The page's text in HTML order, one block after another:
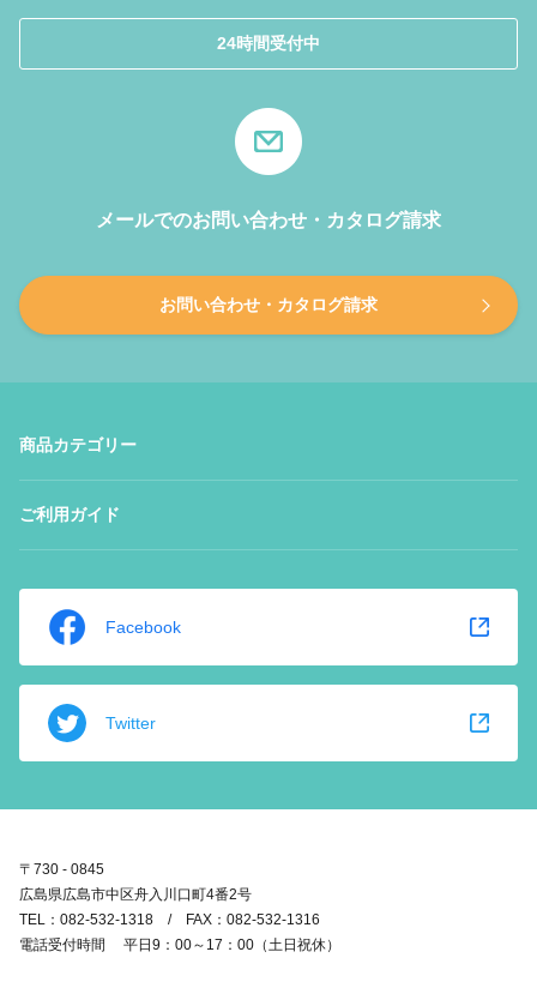
24時間受付中
メールでのお問い合わせ・カタログ請求
お問い合わせ・カタログ請求
商品カテゴリー
ご利用ガイド
Facebook
Twitter
〒730 - 0845
広島県広島市中区舟入川口町4番2号
TEL：082-532-1318 / FAX：082-532-1316
電話受付時間 平日9：00～17：00（土日祝休）